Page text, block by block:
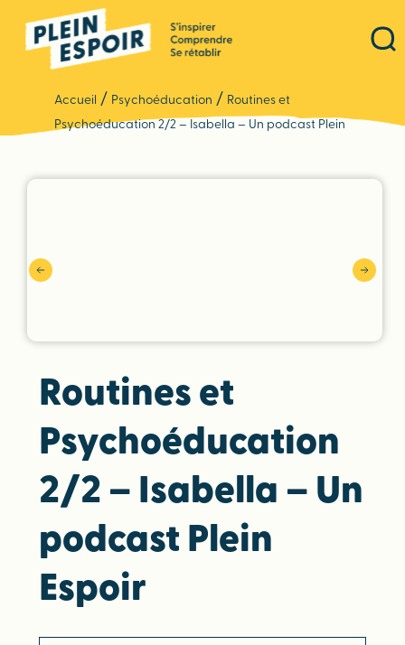
Accueil / Psychoéducation / Routines et
Psychoéducation 2/2 – Isabella – Un podcast Plein
Routines et
Psychoéducation
2/2 – Isabella – Un
podcast Plein
Espoir
Panneau de gestion des cookies